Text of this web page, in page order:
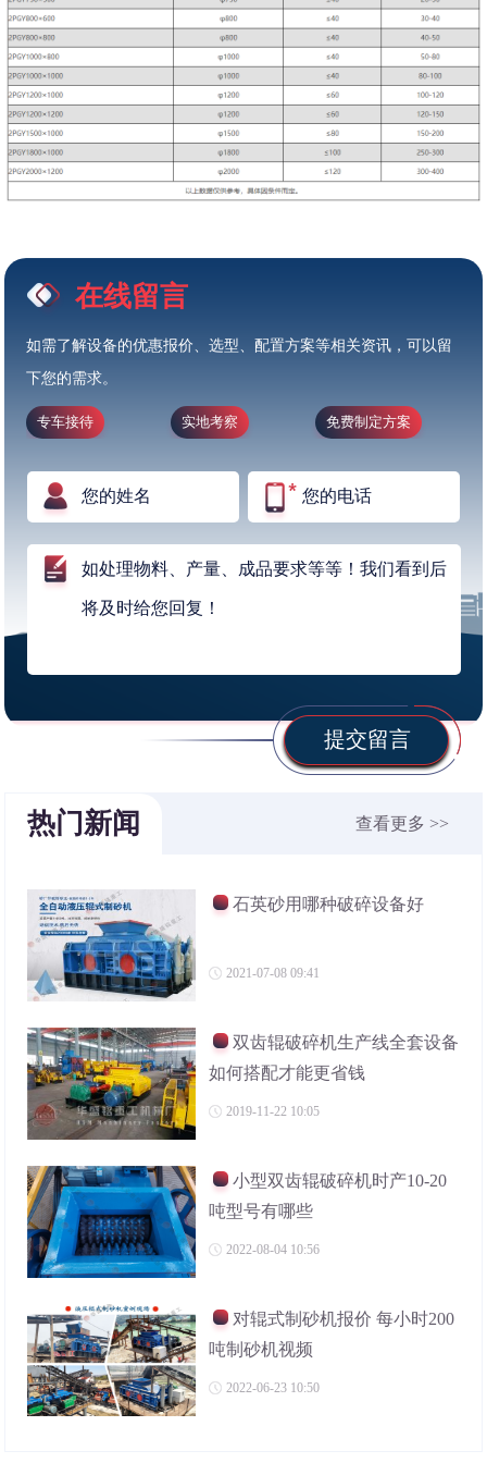
在线留言
如需了解设备的优惠报价、选型、配置方案等相关资讯，可以留
下您的需求。
专车接待 实地考察 免费制定方案
提交留言
热门新闻 查看更多 >>
石英砂用哪种破碎设备好
2021-07-08 09:41
双齿辊破碎机生产线全套设备
如何搭配才能更省钱
2019-11-22 10:05
小型双齿辊破碎机时产10-20
吨型号有哪些
2022-08-04 10:56
对辊式制砂机报价 每小时200
吨制砂机视频
2022-06-23 10:50